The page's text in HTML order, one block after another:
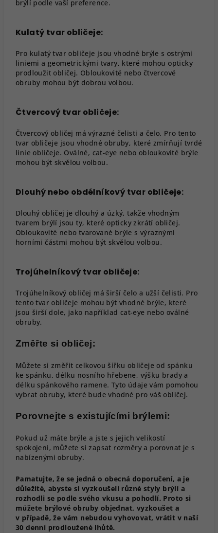
brýlí podle vaší preference.
Kulatý tvar obličeje:
Pro kulatý tvar obličeje jsou vhodné brýle s ostrými
liniemi a geometrickými tvary, které mohou opticky
prodloužit obličej. Obloukovité nebo čtvercové
obruby mohou být dobrou volbou.
Čtvercový tvar obličeje:
Čtvercový obličej má výrazné čelisti a čelo. Pro tento
tvar obličeje jsou vhodné obruby, které zmírňují tvrdé
linie obličeje. Oválné, cat-eye nebo obloukovité brýle
mohou být skvělou volbou.
Dlouhý nebo obdélníkový tvar obličeje:
Dlouhý obličej je dlouhý a úzký, takže vhodným
tvarem brýlí jsou ty, které opticky zkrátí obličej.
Obloukovité nebo tvarované brýle s výraznými
horními částmi mohou být skvělou volbou.
Trojúhelníkový tvar obličeje:
Trojúhelníkový obličej má širší čelo a užší čelisti. Pro
tento tvar obličeje mohou být vhodné brýle, které
jsou širší dole, jako například cat-eye nebo oválné
obruby.
Změřte si obličej:
Můžete si změřit celkovou šířku obličeje od spánku
ke spánku, délku nosního hřebene, výšku brady a
délku spánkového ramene. Tyto údaje vám pomohou
vybrat obruby, které bude vhodné pro váš obličej.
Porovnejte s existujícími brýlemi:
Pokud už máte brýle a jste s jejich velikostí
spokojeni, můžete si zapsat rozměry a porovnat je s
nabízenými obruby.
Pamatujte, že se jedná o obecná doporučení, a je
důležité, abyste si vyzkoušeli různé styly brýlí a
rozhodli se podle svého vkusu a pohodlí. Proto si
můžete brýlové obruby objednat, vyzkoušet a
v případě, že vám nebudou vyhovovat, vrátit v naší
30 denní prodloužené lhůtě.